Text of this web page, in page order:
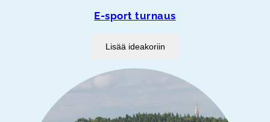
E-sport turnaus
Lisää ideakoriin